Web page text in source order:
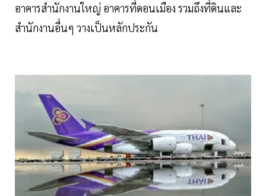
อาคารสำนักงานใหญ่ อาคารที่ดอนเมือง รวมถึงที่ดินและ
สำนักงานอื่นๆ วางเป็นหลักประกัน